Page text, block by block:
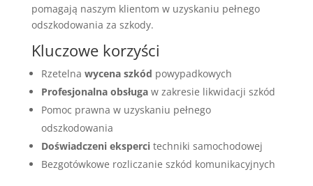
pomagają naszym klientom w uzyskaniu pełnego
odszkodowania za szkody.
Kluczowe korzyści
Rzetelna wycena szkód powypadkowych
Profesjonalna obsługaw zakresie likwidacji szkód
Pomoc prawna w uzyskaniu pełnego
odszkodowania
Doświadczeni ekspercitechniki samochodowej
Bezgotówkowe rozliczanie szkód komunikacyjnych